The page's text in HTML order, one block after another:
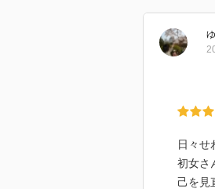
初女さ
彼女は
奇抜な
しかし
その料
日々せ
初女さ
己を見